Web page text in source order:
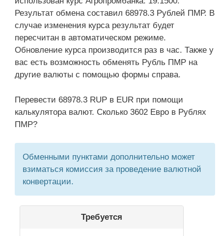
Результат обмена составил 68978.3 Рублей ПМР. В
случае изменения курса результат будет
пересчитан в автоматическом режиме.
Обновление курса производится раз в час. Также у
вас есть возможность обменять Рубль ПМР на
другие валюты с помощью формы справа.
Перевести 68978.3 RUP в EUR при помощи
калькулятора валют. Сколько 3602 Евро в Рублях
ПМР?
Обменными пунктами дополнительно может
взиматься комиссия за проведение валютной
конвертации.
Требуется